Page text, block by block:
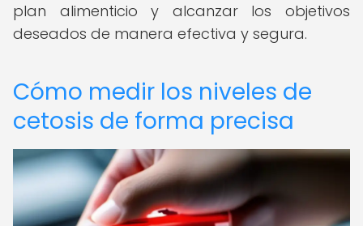
plan alimenticio y alcanzar los objetivos
deseados de manera efectiva y segura.
Cómo medir los niveles de
cetosis de forma precisa